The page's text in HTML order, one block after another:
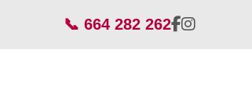
📞 664 282 262